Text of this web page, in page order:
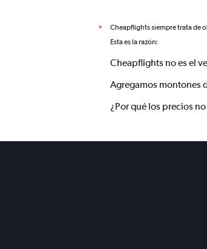
* Cheapflights siempre trata de
Esta es la razón:
Cheapflights no es el
Agregamos montones
¿Por qué los precios